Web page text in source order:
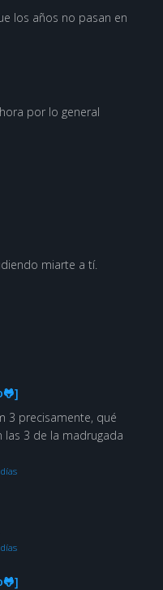
los años no pasan en
por lo general
miarte a tí.
3 precisamente, qué
las 3 de la madrugada